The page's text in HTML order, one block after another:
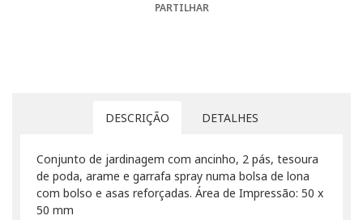
PARTILHAR
DESCRIÇÃO DETALHES
Conjunto de jardinagem com ancinho, 2 pás, tesoura
de poda, arame e garrafa spray numa bolsa de lona
com bolso e asas reforçadas. Área de Impressão: 50 x
50 mm